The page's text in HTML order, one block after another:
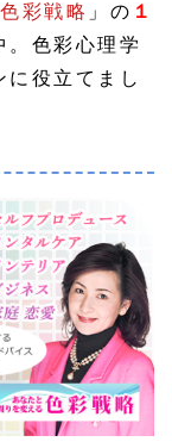
彩戦略 」の １
。色彩心理学
に役立てまし